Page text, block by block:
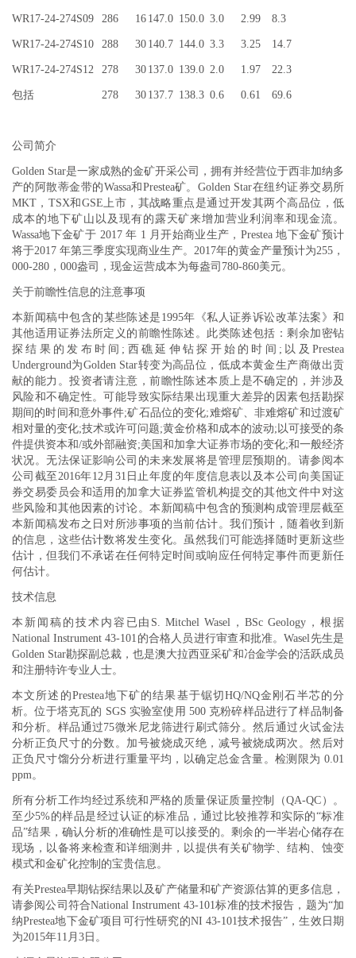
WR17-24-274S09 286 16 147.0 150.0 3.0 2.99 8.3
WR17-24-274S10 288 30 140.7 144.0 3.3 3.25 14.7
WR17-24-274S12 278 30 137.0 139.0 2.0 1.97 22.3
包括 278 30 137.7 138.3 0.6 0.61 69.6
公司简介
Golden Star是一家成熟的金矿开采公司，拥有并经营位于西非加纳多
产的阿散蒂金带的Wassa和Prestea矿。Golden Star在纽约证券交易所
MKT，TSX和GSE上市，其战略重点是通过开发其两个高品位，低
成本的地下矿山以及现有的露天矿来增加营业利润率和现金流。
Wassa地下金矿于 2017 年 1 月开始商业生产，Prestea 地下金矿预计
将于2017 年第三季度实现商业生产。2017年的黄金产量预计为255，
000-280，000盎司，现金运营成本为每盎司780-860美元。
关于前瞻性信息的注意事项
本新闻稿中包含的某些陈述是1995年《私人证券诉讼改革法案》和
其他适用证券法所定义的前瞻性陈述。此类陈述包括：剩余加密钻
探结果的发布时间;西礁延伸钻探开始的时间;以及Prestea
Underground为Golden Star转变为高品位，低成本黄金生产商做出贡
献的能力。投资者请注意，前瞻性陈述本质上是不确定的，并涉及
风险和不确定性。可能导致实际结果出现重大差异的因素包括勘探
期间的时间和意外事件;矿石品位的变化;难熔矿、非难熔矿和过渡矿
相对量的变化;技术或许可问题;黄金价格和成本的波动;以可接受的条
件提供资本和/或外部融资;美国和加拿大证券市场的变化;和一般经济
状况。无法保证影响公司的未来发展将是管理层预期的。请参阅本
公司截至2016年12月31日止年度的年度信息表以及本公司向美国证
券交易委员会和适用的加拿大证券监管机构提交的其他文件中对这
些风险和其他因素的讨论。本新闻稿中包含的预测构成管理层截至
本新闻稿发布之日对所涉事项的当前估计。我们预计，随着收到新
的信息，这些估计数将发生变化。虽然我们可能选择随时更新这些
估计，但我们不承诺在任何特定时间或响应任何特定事件而更新任
何估计。
技术信息
本新闻稿的技术内容已由S. Mitchel Wasel，BSc Geology，根据
National Instrument 43-101的合格人员进行审查和批准。Wasel先生是
Golden Star勘探副总裁，也是澳大拉西亚采矿和冶金学会的活跃成员
和注册特许专业人士。
本文所述的Prestea地下矿的结果基于锯切HQ/NQ金刚石半芯的分
析。位于塔克瓦的 SGS 实验室使用 500 克粉碎样品进行了样品制备
和分析。样品通过75微米尼龙筛进行刷式筛分。然后通过火试金法
分析正负尺寸的分数。加号被烧成灭绝，减号被烧成两次。然后对
正负尺寸馏分分析进行重量平均，以确定总金含量。检测限为 0.01
ppm。
所有分析工作均经过系统和严格的质量保证质量控制（QA-QC）。
至少5%的样品是经过认证的标准品，通过比较推荐和实际的“标准
品”结果，确认分析的准确性是可以接受的。剩余的一半岩心储存在
现场，以备将来检查和详细测井，以提供有关矿物学、结构、蚀变
模式和金矿化控制的宝贵信息。
有关Prestea早期钻探结果以及矿产储量和矿产资源估算的更多信息，
请参阅公司符合National Instrument 43-101标准的技术报告，题为“加
纳Prestea地下金矿项目可行性研究的NI 43-101技术报告”，生效日期
为2015年11月3日。